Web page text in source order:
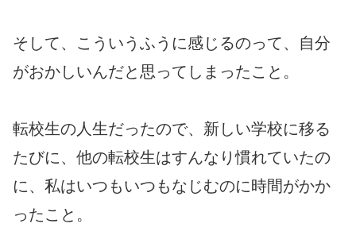
そして、こういうふうに感じるのって、自分
がおかしいんだと思ってしまったこと。
転校生の人生だったので、新しい学校に移る
たびに、他の転校生はすんなり慣れていたの
に、私はいつもいつもなじむのに時間がかか
ったこと。